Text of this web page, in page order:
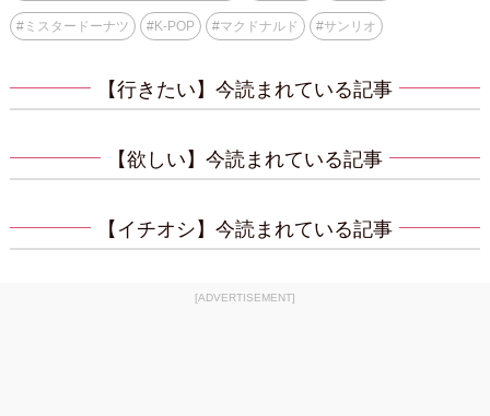
#ミスタードーナツ #K-POP #マクドナルド #サンリオ
【行きたい】今読まれている記事
【欲しい】今読まれている記事
【イチオシ】今読まれている記事
[ADVERTISEMENT]